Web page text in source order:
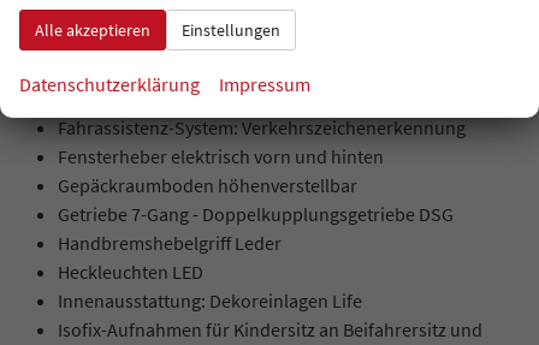
Fahrassistenz-System: Fußgängererkennung
Fahrassistenz-System: Spurhalteassistent (Lane Assist)
(Front assist) mit City-Notbremsfunktion
Fahrassistenz-System: Verkehrszeichenerkennung
Fensterheber elektrisch vorn und hinten
Gepäckraumboden höhenverstellbar
Getriebe 7-Gang - Doppelkupplungsgetriebe DSG
Handbremshebelgriff Leder
Heckleuchten LED
Innenausstattung: Dekoreinlagen Life
Isofix-Aufnahmen für Kindersitz an Beifahrersitz und
Alle akzeptieren Einstellungen
Datenschutzerklärung Impressum